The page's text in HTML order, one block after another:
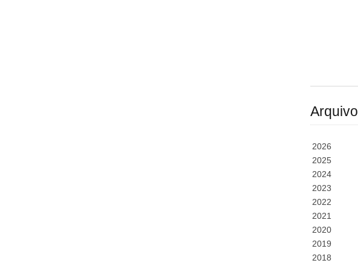
Arquivo
2026
2025
2024
2023
2022
2021
2020
2019
2018